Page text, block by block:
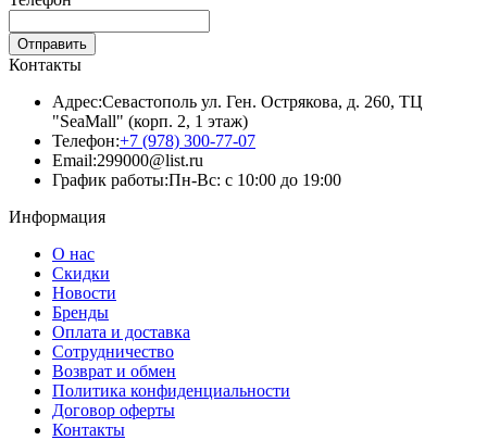
Отправить
Контакты
Адрес:Севастополь ул. Ген. Острякова, д. 260, ТЦ
"SeaMall" (корп. 2, 1 этаж)
Телефон:+7 (978) 300-77-07
Email:299000@list.ru
График работы:Пн-Вс: с 10:00 до 19:00
Информация
О нас
Скидки
Новости
Бренды
Оплата и доставка
Сотрудничество
Возврат и обмен
Политика конфиденциальности
Договор оферты
Контакты